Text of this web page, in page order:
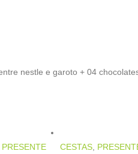
nestle e garoto + 04
PRESENTE
CESTAS